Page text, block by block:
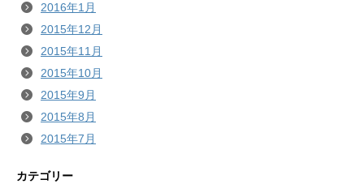
2016年1月
2015年12月
2015年11月
2015年10月
2015年9月
2015年8月
2015年7月
カテゴリー